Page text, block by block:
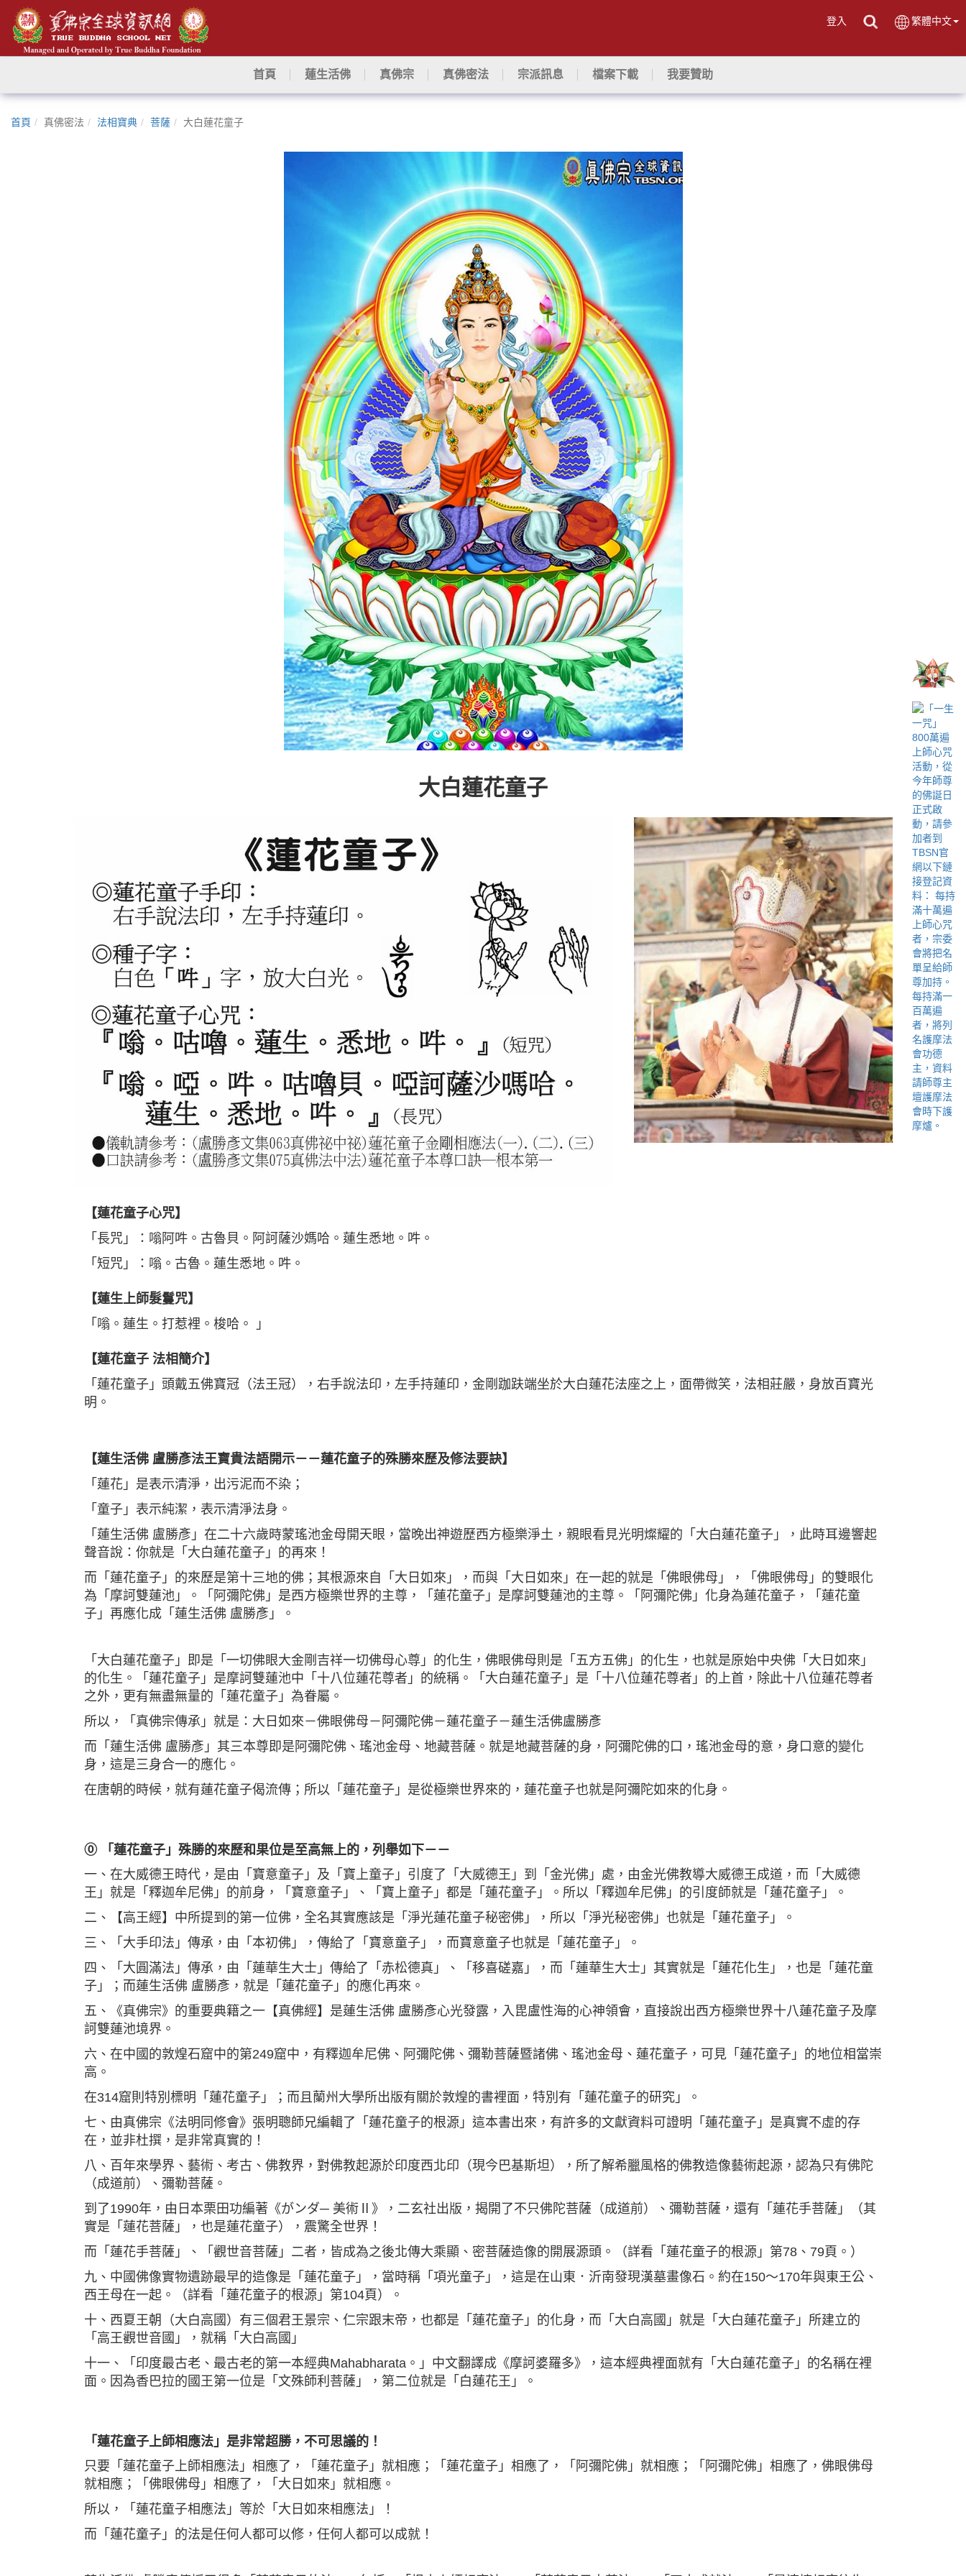
登入 繁體中文
首頁 蓮生活佛 真佛宗 真佛密法 宗派訊息 檔案下載 我要贊助
首頁 真佛密法 法相寶典 菩薩 大白蓮花童子
大白蓮花童子
【蓮花童子心咒】
「長咒」：嗡阿吽。古魯貝。阿訶薩沙媽哈。蓮生悉地。吽。
「短咒」：嗡。古魯。蓮生悉地。吽。
【蓮生上師髮鬘咒】
「 嗡。蓮生。打惹裡。梭哈。 」
【蓮花童子 法相簡介】
「蓮花童子」頭戴五佛寶冠（法王冠），右手說法印，左手持蓮印，金剛跏趺端坐於大白蓮花法座之上，面帶微笑，法相莊嚴，身放百寶光
明。
【蓮生活佛 盧勝彥法王寶貴法語開示－－蓮花童子的殊勝來歷及修法要訣】
「蓮花」是表示清淨，出污泥而不染；
「童子」表示純潔，表示清淨法身。
「蓮生活佛 盧勝彥」在二十六歲時蒙瑤池金母開天眼，當晚出神遊歷西方極樂淨土，親眼看見光明燦耀的「大白蓮花童子」，此時耳邊響起
聲音說：你就是「大白蓮花童子」的再來！
而「蓮花童子」的來歷是第十三地的佛；其根源來自「大日如來」，而與「大日如來」在一起的就是「佛眼佛母」，「佛眼佛母」的雙眼化
為「摩訶雙蓮池」。「阿彌陀佛」是西方極樂世界的主尊，「蓮花童子」是摩訶雙蓮池的主尊。「阿彌陀佛」化身為蓮花童子，「蓮花童
子」再應化成「蓮生活佛 盧勝彥」。
「大白蓮花童子」即是「一切佛眼大金剛吉祥一切佛母心尊」的化生，佛眼佛母則是「五方五佛」的化生，也就是原始中央佛「大日如來」
的化生。「蓮花童子」是摩訶雙蓮池中「十八位蓮花尊者」的統稱。「大白蓮花童子」是「十八位蓮花尊者」的上首，除此十八位蓮花尊者
之外，更有無盡無量的「蓮花童子」為眷屬。
所以，「真佛宗傳承」就是：大日如來－佛眼佛母－阿彌陀佛－蓮花童子－蓮生活佛盧勝彥
而「蓮生活佛 盧勝彥」其三本尊即是阿彌陀佛、瑤池金母、地藏菩薩。就是地藏菩薩的身，阿彌陀佛的口，瑤池金母的意，身口意的變化
身，這是三身合一的應化。
在唐朝的時候，就有蓮花童子偈流傳；所以「蓮花童子」是從極樂世界來的，蓮花童子也就是阿彌陀如來的化身。
⓪ 「蓮花童子」殊勝的來歷和果位是至高無上的，列舉如下－－
一、在大威德王時代，是由「寶意童子」及「寶上童子」引度了「大威德王」到「金光佛」處，由金光佛教導大威德王成道，而「大威德
王」就是「釋迦牟尼佛」的前身，「寶意童子」、「寶上童子」都是「蓮花童子」。所以「釋迦牟尼佛」的引度師就是「蓮花童子」。
二、【高王經】中所提到的第一位佛，全名其實應該是「淨光蓮花童子秘密佛」，所以「淨光秘密佛」也就是「蓮花童子」。
三、「大手印法」傳承，由「本初佛」，傳給了「寶意童子」，而寶意童子也就是「蓮花童子」。
四、「大圓滿法」傳承，由「蓮華生大士」傳給了「赤松德真」、「移喜磋嘉」，而「蓮華生大士」其實就是「蓮花化生」，也是「蓮花童
子」；而蓮生活佛 盧勝彥，就是「蓮花童子」的應化再來。
五、《真佛宗》的重要典籍之一【真佛經】是蓮生活佛 盧勝彥心光發露，入毘盧性海的心神領會，直接說出西方極樂世界十八蓮花童子及摩
訶雙蓮池境界。
六、在中國的敦煌石窟中的第249窟中，有釋迦牟尼佛、阿彌陀佛、彌勒菩薩暨諸佛、瑤池金母、蓮花童子，可見「蓮花童子」的地位相當崇
高。
在314窟則特別標明「蓮花童子」；而且蘭州大學所出版有關於敦煌的書裡面，特別有「蓮花童子的研究」。
七、由真佛宗《法明同修會》張明聰師兄編輯了「蓮花童子的根源」這本書出來，有許多的文獻資料可證明「蓮花童子」是真實不虛的存
在，並非杜撰，是非常真實的！
八、百年來學界、藝術、考古、佛教界，對佛教起源於印度西北印（現今巴基斯坦），所了解希臘風格的佛教造像藝術起源，認為只有佛陀
（成道前）、彌勒菩薩。
到了1990年，由日本栗田功編著《がンダ─ 美術Ⅱ》，二玄社出版，揭開了不只佛陀菩薩（成道前）、彌勒菩薩，還有「蓮花手菩薩」（其
實是「蓮花菩薩」，也是蓮花童子），震驚全世界！
而「蓮花手菩薩」、「觀世音菩薩」二者，皆成為之後北傳大乘顯、密菩薩造像的開展源頭。（詳看「蓮花童子的根源」第78、79頁。）
九、中國佛像實物遺跡最早的造像是「蓮花童子」，當時稱「項光童子」，這是在山東．沂南發現漢墓畫像石。約在150～170年與東王公、
西王母在一起。（詳看「蓮花童子的根源」第104頁）。
十、西夏王朝（大白高國）有三個君王景宗、仁宗跟末帝，也都是「蓮花童子」的化身，而「大白高國」就是「大白蓮花童子」所建立的
「高王觀世音國」，就稱「大白高國」
十一、「印度最古老、最古老的第一本經典Mahabharata。」中文翻譯成《摩訶婆羅多》，這本經典裡面就有「大白蓮花童子」的名稱在裡
面。因為香巴拉的國王第一位是「文殊師利菩薩」，第二位就是「白蓮花王」。
「蓮花童子上師相應法」是非常超勝，不可思議的！
只要「蓮花童子上師相應法」相應了，「蓮花童子」就相應；「蓮花童子」相應了，「阿彌陀佛」就相應；「阿彌陀佛」相應了，佛眼佛母
就相應；「佛眼佛母」相應了，「大日如來」就相應。
所以，「蓮花童子相應法」等於「大日如來相應法」！
而「蓮花童子」的法是任何人都可以修，任何人都可以成就！